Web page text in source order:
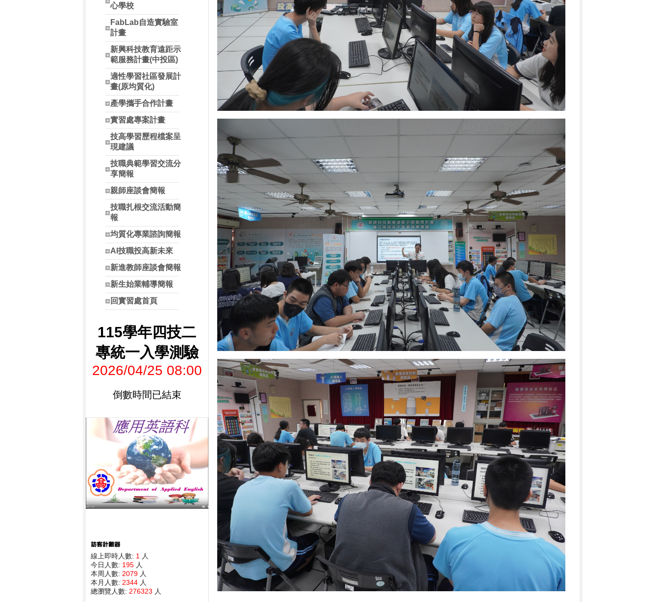
心學校
FabLab自造實驗室
計畫
新興科技教育遠距示
範服務計畫(中投區)
適性學習社區發展計
畫(原均質化)
產學攜手合作計畫
實習處專案計畫
技高學習歷程檔案呈
現建議
技職典範學習交流分
享簡報
親師座談會簡報
技職扎根交流活動簡
報
均質化專業諮詢簡報
AI技職投高新未來
新進教師座談會簡報
新生始業輔導簡報
回實習處首頁
115學年四技二
專統一入學測驗
2026/04/25 08:00
倒數時間已結束
線上即時人數: 1
人
今日人數: 195人
本周人數: 2079人
本月人數: 2344人
總瀏覽人數: 276323 人